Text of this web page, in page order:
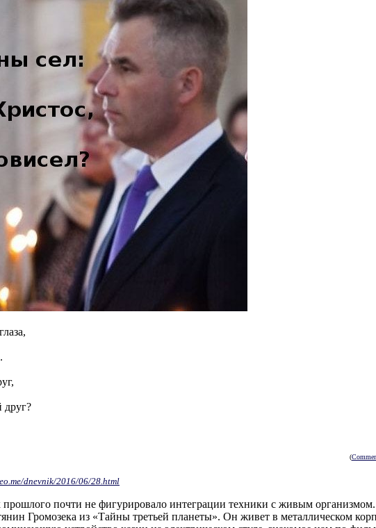
(
dnevnik/2016/06/28.html
почти не фигурировало интеграции техники с живым организмом.
Громозека из «Тайны третьей планеты». Он живет в металлическом